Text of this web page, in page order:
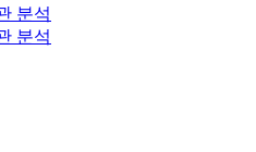
분석
분석